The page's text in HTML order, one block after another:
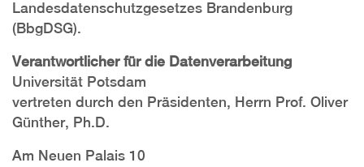
Landesdatenschutzgesetzes Brandenburg
(BbgDSG).
Verantwortlicher für die Datenverarbeitung
Universität Potsdam
vertreten durch den Präsidenten, Herrn Prof. Oliver
Günther, Ph.D.
Am Neuen Palais 10